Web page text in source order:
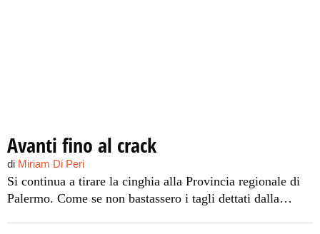
Avanti fino al crack
di Miriam Di Peri
Si continua a tirare la cinghia alla Provincia regionale di
Palermo. Come se non bastassero i tagli dettati dalla